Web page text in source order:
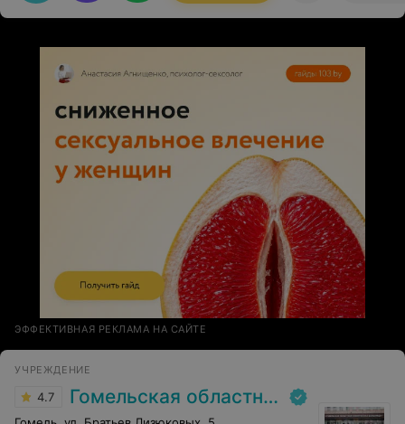
ЭФФЕКТИВНАЯ РЕКЛАМА НА САЙТЕ
УЧРЕЖДЕНИЕ
4.7 Гомельская областная клиническая больница